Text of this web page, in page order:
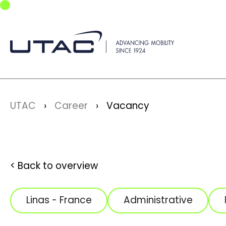
Skip to main navigation
Skip to main content
Skip to page footer
You are here:
UTAC Career Vacancy
Back to overview
Linas - France Administrative